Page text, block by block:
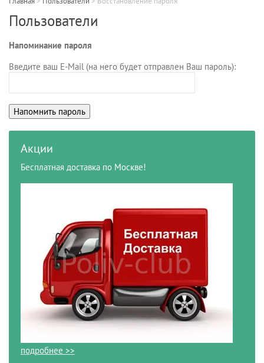
Пользователи
Напоминание пароля
Введите ваш E-Mail (на него будет отправлен Ваш пароль):
Акции
Бесплатная доставка по Москве!
подробнее >>